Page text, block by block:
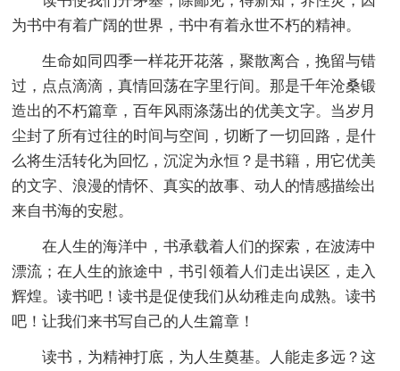
为书中有着广阔的世界，书中有着永世不朽的精神。
生命如同四季一样花开花落，聚散离合，挽留与错
过，点点滴滴，真情回荡在字里行间。那是千年沧桑锻
造出的不朽篇章，百年风雨涤荡出的优美文字。当岁月
尘封了所有过往的时间与空间，切断了一切回路，是什
么将生活转化为回忆，沉淀为永恒？是书籍，用它优美
的文字、浪漫的情怀、真实的故事、动人的情感描绘出
来自书海的安慰。
在人生的海洋中，书承载着人们的探索，在波涛中
漂流；在人生的旅途中，书引领着人们走出误区，走入
辉煌。读书吧！读书是促使我们从幼稚走向成熟。读书
吧！让我们来书写自己的人生篇章！
读书，为精神打底，为人生奠基。人能走多远？这